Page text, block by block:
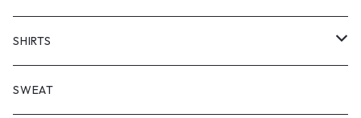
SHORT SLEEVE
LONG SLEEVE
SHIRTS
SHORT SLEEVE
SWEAT